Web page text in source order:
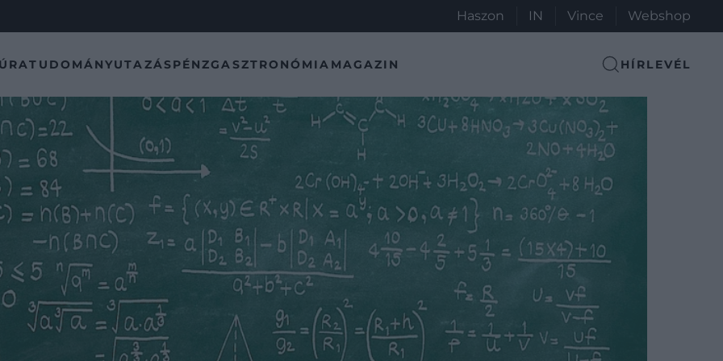
Haszon IN Vince Webshop
TUDOMÁNYUTAZÁSPÉNZGASZTRONÓMIA MAGAZIN HÍRLEVÉL